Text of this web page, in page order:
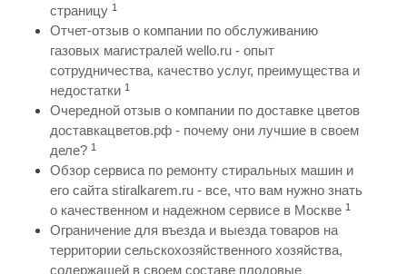
страницу 1
Отчет-отзыв о компании по обслуживанию
газовых магистралей wello.ru - опыт
сотрудничества, качество услуг, преимущества и
недостатки 1
Очередной отзыв о компании по доставке цветов
доставкацветов.рф - почему они лучшие в своем
деле? 1
Обзор сервиса по ремонту стиральных машин и
его сайта stiralkarem.ru - все, что вам нужно знать
о качественном и надежном сервисе в Москве 1
Ограничение для въезда и выезда товаров на
территории сельскохозяйственного хозяйства,
содержащей в своем составе плодовые